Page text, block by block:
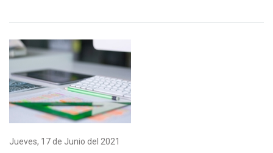
Jueves, 17 de Junio del 2021